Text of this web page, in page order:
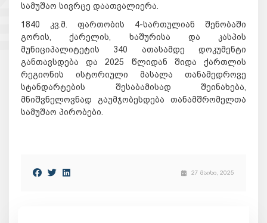
სამუშაო სივრცე დაათვალიერა.
1840 კვ.მ. ფართობის 4-სართულიან შენობაში
გორის, ქარელის, ხაშურისა და კასპის
მუნიციპალიტეტის 340 ათასამდე დოკუმენტი
განთავსდება და 2025 წლიდან შიდა ქართლის
რეგიონის ისტორიული მასალა თანამედროვე
სტანდარტების შესაბამისად შეინახება,
მნიშვნელოვნად გაუმჯობესდება თანამშრომელთა
სამუშაო პირობები.
27 მაისი, 2025